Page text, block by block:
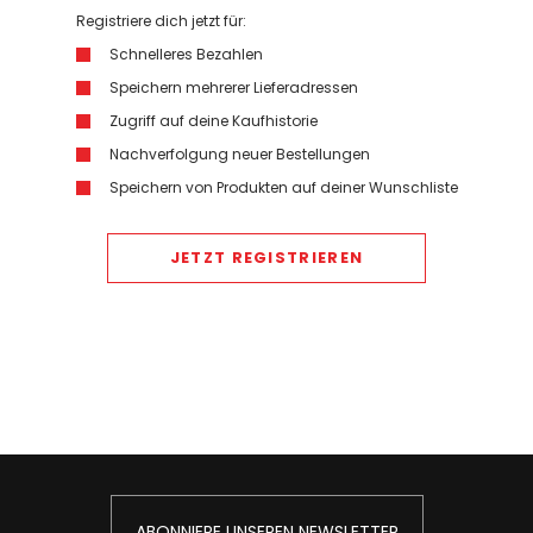
Registriere dich jetzt für:
Schnelleres Bezahlen
Speichern mehrerer Lieferadressen
Zugriff auf deine Kaufhistorie
Nachverfolgung neuer Bestellungen
Speichern von Produkten auf deiner Wunschliste
JETZT REGISTRIEREN